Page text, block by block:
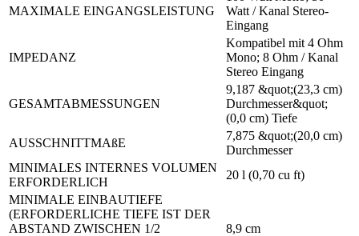
MAXIMALE EINGANGSLEISTUNG
Watt / Kanal Stereo-
Eingang
IMPEDANZ
Kompatibel mit 4 Ohm
Mono; 8 Ohm / Kanal
Stereo Eingang
GESAMTABMESSUNGEN
9,187 &quot;(23,3 cm)
Durchmesser&quot;
(0,0 cm) Tiefe
AUSSCHNITTMAßE
7,875 &quot;(20,0 cm)
Durchmesser
MINIMALES INTERNES VOLUMEN
ERFORDERLICH
20 l (0,70 cu ft)
MINIMALE EINBAUTIEFE
(ERFORDERLICHE TIEFE IST DER
ABSTAND ZWISCHEN 1/2
8,9 cm